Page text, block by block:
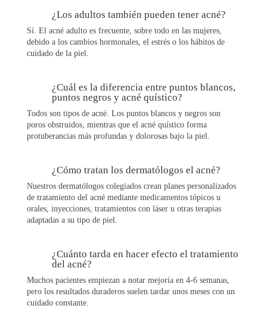
¿Los adultos también pueden tener acné?
Sí. El acné adulto es frecuente, sobre todo en las mujeres,
debido a los cambios hormonales, el estrés o los hábitos de
cuidado de la piel.
¿Cuál es la diferencia entre puntos blancos,
puntos negros y acné quístico?
Todos son tipos de acné. Los puntos blancos y negros son
poros obstruidos, mientras que el acné quístico forma
protuberancias más profundas y dolorosas bajo la piel.
¿Cómo tratan los dermatólogos el acné?
Nuestros dermatólogos colegiados crean planes personalizados
de tratamiento del acné mediante medicamentos tópicos u
orales, inyecciones, tratamientos con láser u otras terapias
adaptadas a su tipo de piel.
¿Cuánto tarda en hacer efecto el tratamiento
del acné?
Muchos pacientes empiezan a notar mejoría en 4-6 semanas,
pero los resultados duraderos suelen tardar unos meses con un
cuidado constante.